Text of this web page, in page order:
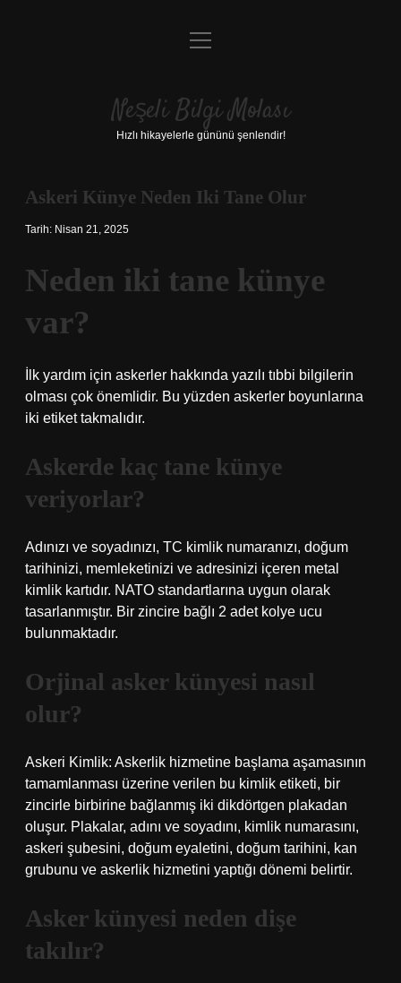
Anasayfa
Yasal Uyarı
menüyü
Neşeli Bilgi Molası
Hızlı hikayelerle gününü şenlendir!
Askeri Künye Neden Iki Tane Olur
Tarih: Nisan 21, 2025
Neden iki tane künye
var?
İlk yardım için askerler hakkında yazılı tıbbi bilgilerin
olması çok önemlidir. Bu yüzden askerler boyunlarına
iki etiket takmalıdır.
Askerde kaç tane künye
veriyorlar?
Adınızı ve soyadınızı, TC kimlik numaranızı, doğum
tarihinizi, memleketinizi ve adresinizi içeren metal
kimlik kartıdır. NATO standartlarına uygun olarak
tasarlanmıştır. Bir zincire bağlı 2 adet kolye ucu
bulunmaktadır.
Orjinal asker künyesi nasıl
olur?
Askeri Kimlik: Askerlik hizmetine başlama aşamasının
tamamlanması üzerine verilen bu kimlik etiketi, bir
zincirle birbirine bağlanmış iki dikdörtgen plakadan
oluşur. Plakalar, adını ve soyadını, kimlik numarasını,
askeri şubesini, doğum eyaletini, doğum tarihini, kan
grubunu ve askerlik hizmetini yaptığı dönemi belirtir.
Asker künyesi neden dişe
takılır?